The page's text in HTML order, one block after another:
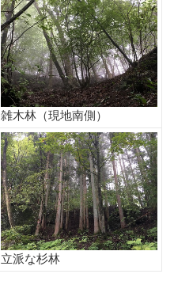
雑木林（現地南側）
立派な杉林